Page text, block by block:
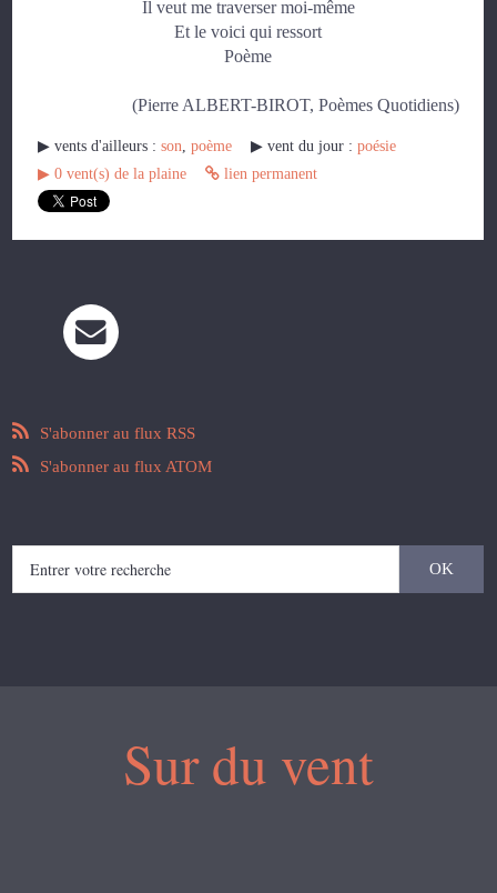
Il veut me traverser moi-même
Et le voici qui ressort
Poème
(Pierre ALBERT-BIROT, Poèmes Quotidiens)
▶︎ vents d'ailleurs :son ,poème ▶︎ vent du jour :poésie
▶︎ 0 vent(s) de la plaine lien permanent
S'abonner au flux RSS
S'abonner au flux ATOM
Sur du vent